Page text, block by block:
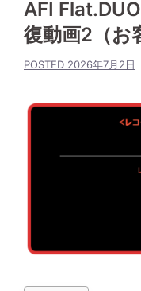
AFI
復動画2（お
POSTED 2026年7月2日